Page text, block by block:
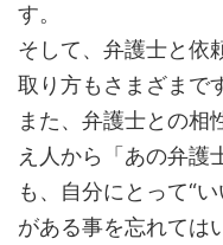
す。
そして、弁護士と依
取り方もさまざまで
また、弁護士との相
え人から「あの弁護
も、自分にとって“
がある事を忘れては